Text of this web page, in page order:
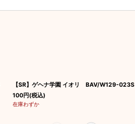
【SR】ゲヘナ学園 イオリ BAV/W129-023S
100円(税込)
在庫わずか